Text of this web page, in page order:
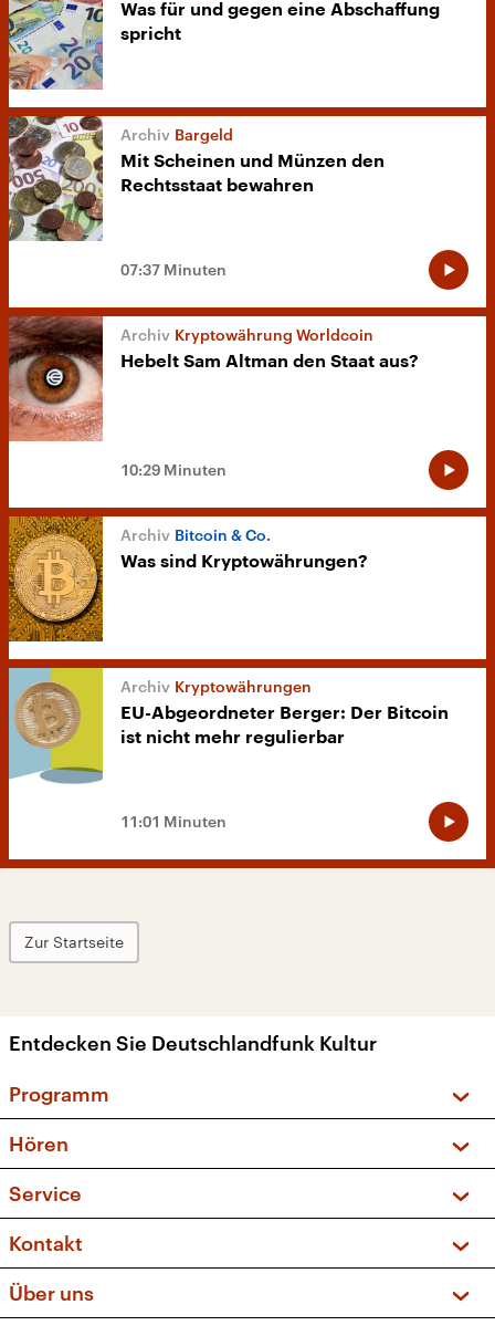
Was für und gegen eine Abschaffung
spricht
Bargeld
Mit Scheinen und Münzen den
Rechtsstaat bewahren
07:37 Minuten
Kryptowährung Worldcoin
Hebelt Sam Altman den Staat aus?
10:29 Minuten
Bitcoin & Co.
Was sind Kryptowährungen?
Kryptowährungen
EU-Abgeordneter Berger: Der Bitcoin
ist nicht mehr regulierbar
11:01 Minuten
Zur Startseite
Entdecken Sie Deutschlandfunk Kultur
Programm
Sendungen und Podcasts
Musikliste
Kakadu – Das Kinderprogramm
Hören
Frequenzen (UKW + DAB+)
Service
FAQ
Apps
Newsletter
Kontakt
Social Media
Über uns